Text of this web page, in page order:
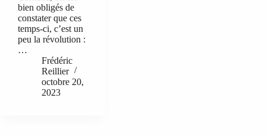
bien obligés de
constater que ces
temps-ci, c’est un
peu la révolution :
…
Frédéric
Reillier
octobre 20,
2023